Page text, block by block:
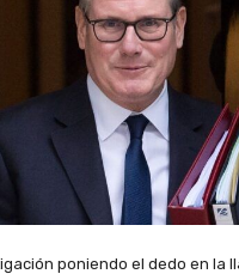
poniendo el dedo en la